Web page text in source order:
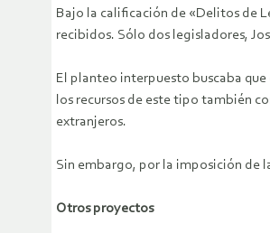
Bajo la calificación de «Delitos de
recibidos. Sólo dos legisladores,
El planteo interpuesto buscaba que
los recursos de este tipo también
extranjeros.
Sin embargo, por la imposición de
Otros proyectos